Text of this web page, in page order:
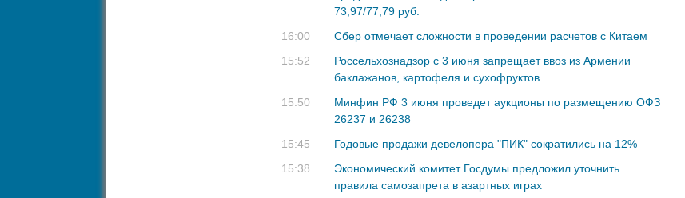
73,97/77,79 руб.
16:00
Сбер отмечает сложности в проведении расчетов с Китаем
15:52
Россельхознадзор с 3 июня запрещает ввоз из Армении
баклажанов, картофеля и сухофруктов
15:50
Минфин РФ 3 июня проведет аукционы по размещению ОФЗ
26237 и 26238
15:45
Годовые продажи девелопера "ПИК" сократились на 12%
15:38
Экономический комитет Госдумы предложил уточнить
правила самозапрета в азартных играх